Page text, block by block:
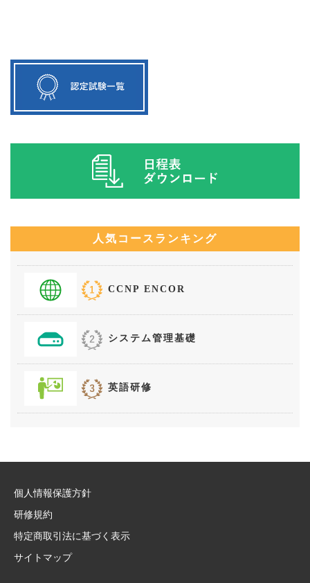
人気コースランキング
CCNP ENCOR
システム管理基礎
英語研修
個人情報保護方針
研修規約
特定商取引法に基づく表示
サイトマップ